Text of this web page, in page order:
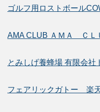
ゴルフ用ロストボール
AMA CLUB ＡＭＡ ＣＬ
とみしげ養蜂場 有限会社
フェアリックガトー 楽